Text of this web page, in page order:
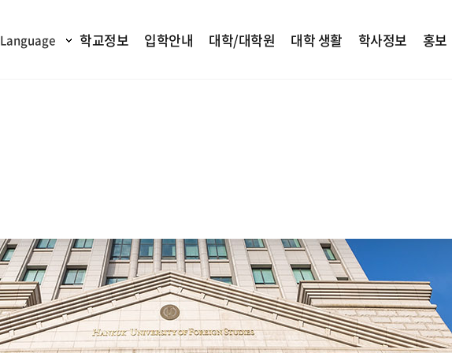
Language 학교정보 입학안내 대학/대학원 대학 생활 학사정보 홍보